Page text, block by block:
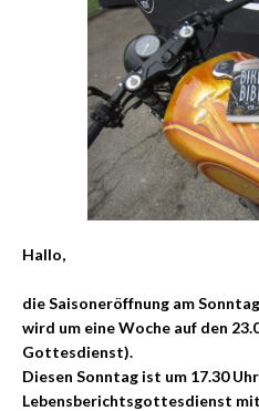
Hallo,
die Saisoneröffnung am
wird um eine Woche auf den
Gottesdienst).
Diesen Sonntag ist um 17.30
Lebensberichtsgottesdienst mit